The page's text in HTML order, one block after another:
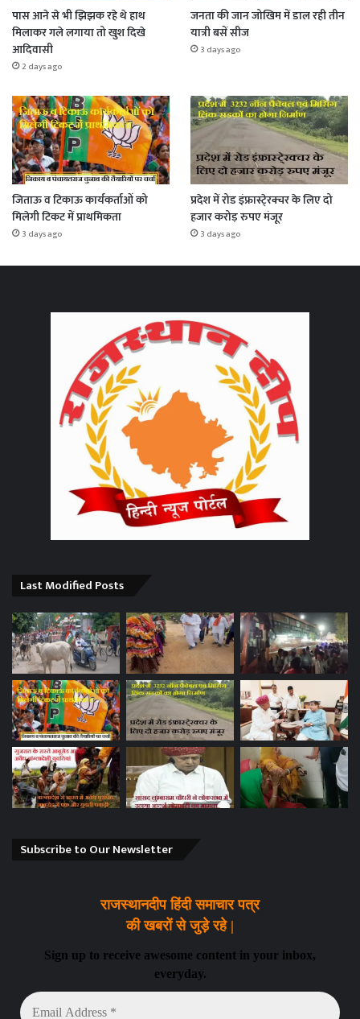
पास आने से भी झिझक रहे थे हाथ
मिलाकर गले लगाया तो खुश दिखे
आदिवासी
2 days ago
जनता की जान जोखिम में डाल रही तीन
यात्री बसें सीज
3 days ago
जिताऊ व टिकाऊ कार्यकर्ताओं को
मिलेगी टिकट में प्राथमिकता
3 days ago
प्रदेश में रोड इंफ्रास्टे्रक्चर के लिए दो
हजार करोड़ रुपए मंजूर
3 days ago
Last Modified Posts
Subscribe to Our Newsletter
राजस्थानदीप हिंदी समाचार पत्र
की खबरों से जुड़े रहे |
Sign up to receive awesome content in your inbox,
everyday.
Email
Address